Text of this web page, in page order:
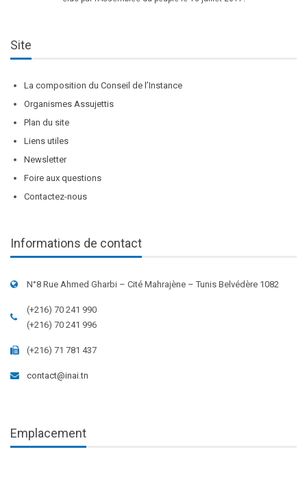
Site
La composition du Conseil de l’Instance
Organismes Assujettis
Plan du site
Liens utiles
Newsletter
Foire aux questions
Contactez-nous
Informations de contact
N°8 Rue Ahmed Gharbi – Cité Mahrajène – Tunis Belvédère 1082
(+216) 70 241 990
(+216) 70 241 996
(+216) 71 781 437
contact@inai.tn
Emplacement